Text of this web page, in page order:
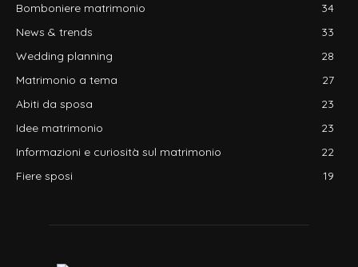
Bomboniere matrimonio
34
News & trends
33
Wedding planning
28
Matrimonio a tema
27
Abiti da sposa
23
Idee matrimonio
23
Informazioni e curiosità sul matrimonio
22
Fiere sposi
19